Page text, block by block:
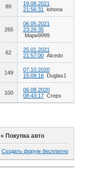
89
19.08.2021
21:56:31
lohona
265
06.05.2021
23:26:35
Мари9999
62
25.01.2021
21:57:00 Alcedo
149
07.10.2020
15:09:16
Duglas1
100
06.08.2020
08:43:17 Creps
»Покупка авто
Создать форум бесплатно